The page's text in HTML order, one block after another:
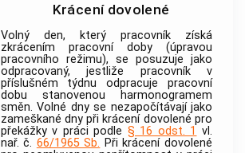
Krácení dovolené
Volný den, který pracovník získá
zkrácením pracovní doby (úpravou
pracovního režimu), se posuzuje jako
odpracovaný, jestliže pracovník v
příslušném týdnu odpracuje pracovní
dobu stanovenou harmonogramem
směn. Volné dny se nezapočítávají jako
zameškané dny při krácení dovolené pro
překážky v práci podle § 16 odst. 1 vl.
nař. č. 66/1965 Sb. Při krácení dovolené